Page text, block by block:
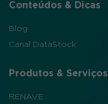
Conteúdos & Dicas
Blog
Canal DataStock
Produtos & Serviços
RENAVE